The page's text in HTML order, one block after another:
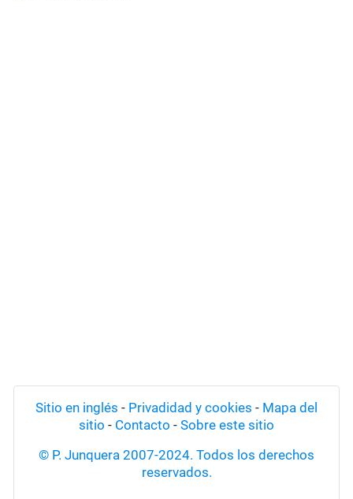
Sitio en inglés - Privadidad y cookies - Mapa del
sitio - Contacto - Sobre este sitio
© P. Junquera 2007-2024. Todos los derechos
reservados.